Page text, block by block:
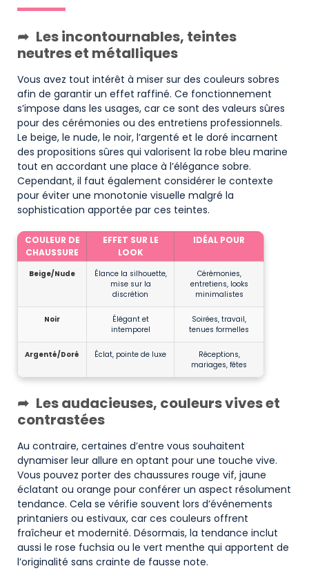
Les incontournables, teintes
neutres et métalliques
Vous avez tout intérêt à miser sur des couleurs sobres
afin de garantir un effet raffiné. Ce fonctionnement
s’impose dans les usages, car ce sont des valeurs sûres
pour des cérémonies ou des entretiens professionnels.
Le beige, le nude, le noir, l’argenté et le doré incarnent
des propositions sûres qui valorisent la robe bleu marine
tout en accordant une place à l’élégance sobre.
Cependant, il faut également considérer le contexte
pour éviter une monotonie visuelle malgré la
sophistication apportée par ces teintes.
COULEUR DE
CHAUSSURE
EFFET SUR LE
LOOK
IDÉAL POUR
Beige/Nude
Élance la silhouette,
mise sur la
discrétion
Cérémonies,
entretiens, looks
minimalistes
Noir
Élégant et
intemporel
Soirées, travail,
tenues formelles
Argenté/Doré Éclat, pointe de luxe
Réceptions,
mariages, fêtes
Les audacieuses, couleurs vives et
contrastées
Au contraire, certaines d’entre vous souhaitent
dynamiser leur allure en optant pour une touche vive.
Vous pouvez porter des chaussures rouge vif, jaune
éclatant ou orange pour conférer un aspect résolument
tendance. Cela se vérifie souvent lors d’événements
printaniers ou estivaux, car ces couleurs offrent
fraîcheur et modernité. Désormais, la tendance inclut
aussi le rose fuchsia ou le vert menthe qui apportent de
l’originalité sans crainte de fausse note.